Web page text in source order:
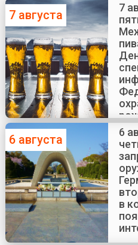
7 августа
7
6 августа
6
в